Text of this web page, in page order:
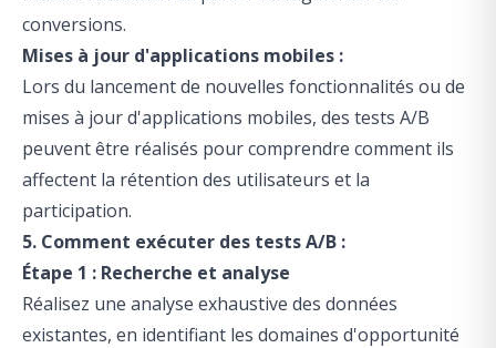
conversions.
Mises à jour d'applications mobiles :
Lors du lancement de nouvelles fonctionnalités ou de
mises à jour d'applications mobiles, des tests A/B
peuvent être réalisés pour comprendre comment ils
affectent la rétention des utilisateurs et la
participation.
5. Comment exécuter des tests A/B :
Étape 1 : Recherche et analyse
Réalisez une analyse exhaustive des données
existantes, en identifiant les domaines d'opportunité